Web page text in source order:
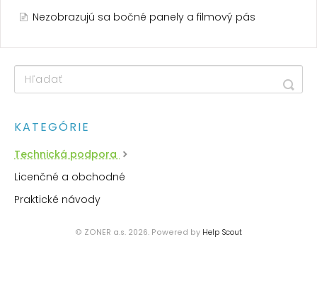
Nezobrazujú sa bočné panely a filmový pás
KATEGÓRIE
Technická podpora
Licenčné a obchodné
Praktické návody
© ZONER a.s. 2026. Powered by Help Scout